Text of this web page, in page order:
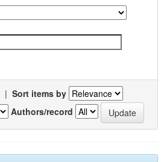
| Sort items by
Authors/record